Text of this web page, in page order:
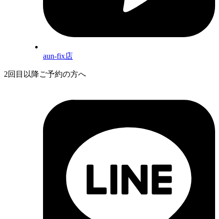
aun-fix店
2回目以降ご予約の方へ